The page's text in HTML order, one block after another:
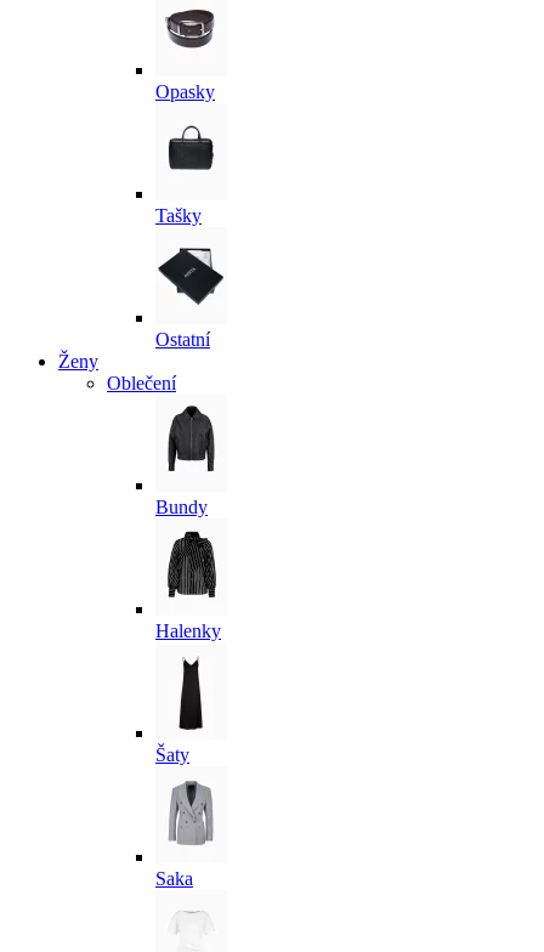
Opasky
Tašky
Ostatní
Ženy
Oblečení
Bundy
Halenky
Šaty
Saka